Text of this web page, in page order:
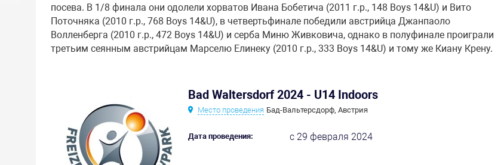
посева. В 1/8 финала они одолели хорватов Ивана Бобетича (2011 г.р., 148 Boys 14&U) и Вито
Поточняка (2010 г.р., 768 Boys 14&U), в четвертьфинале победили австрийца Джанпаоло
Волленберга (2010 г.р., 472 Boys 14&U) и серба Миню Живковича, однако в полуфинале проиграли
третьим сеянным австрийцам Марселю Елинеку (2010 г.р., 333 Boys 14&U) и тому же Киану Крену.
Bad Waltersdorf 2024 - U14 Indoors
Место проведения Бад-Вальтерсдорф, Австрия
Дата проведения: с 29 февраля 2024